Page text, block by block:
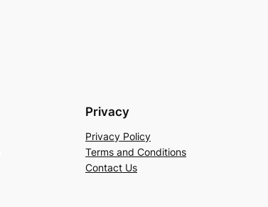
Privacy
Privacy Policy
Terms and Conditions
Contact Us